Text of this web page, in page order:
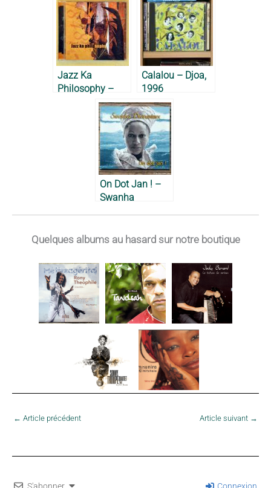
Jazz Ka
Philosophy –
Franck Nicolas,
Calalou – Djoa,
1996
On Dot Jan ! –
Swanha
Quelques albums au hasard sur notre boutique
← Article précédent Article suivant →